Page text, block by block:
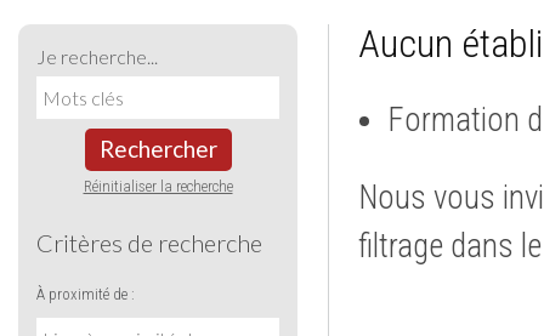
Je recherche...
Rechercher
Réinitialiser la recherche
Critères de recherche
À proximité de :
Aucun
Formation
Nous vous
filtrage dans